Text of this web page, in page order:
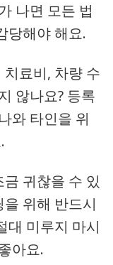
나면 모든 법
당해야 해요.
료비, 차량 수
않나요? 등록
와 타인을 위
귀찮을 수 있
위해 반드시
대 미루지 마시
아요.